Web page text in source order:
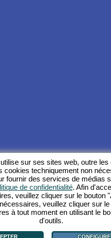
utilise sur ses sites web, outre
cookies techniquement non
fournir des services de médias
de confidentialité. Afin
veuillez cliquer sur le bouton
veuillez cliquer sur
à tout moment en utilisant le
d'outils.